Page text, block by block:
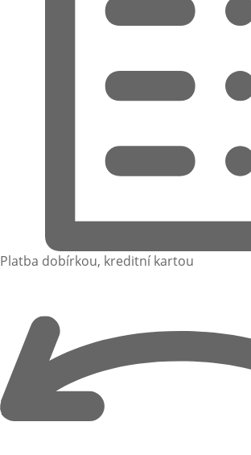
Platba dobírkou, kreditní kartou